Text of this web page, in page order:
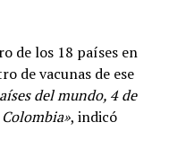
de los 18 países en
de vacunas de ese
del mundo, 4 de
, indicó